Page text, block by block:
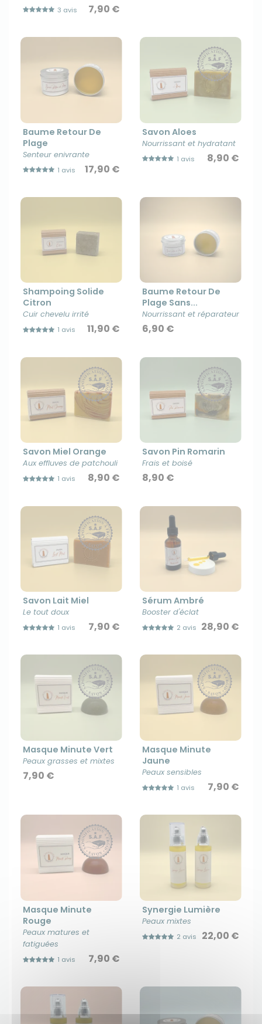
3 avis 7,90 €
Baume Retour De
Plage
Senteur enivrante
1 avis 17,90 €
Savon Aloes
Nourrissant et hydratant
1 avis 8,90 €
Shampoing Solide
Citron
Cuir chevelu irrité
1 avis 11,90 €
Baume Retour De
Plage Sans...
Nourrissant et réparateur
6,90 €
Savon Miel Orange
Aux effluves de patchouli
1 avis 8,90 €
Savon Pin Romarin
Frais et boisé
8,90 €
Savon Lait Miel
Le tout doux
1 avis 7,90 €
Sérum Ambré
Booster d'éclat
2 avis 28,90 €
Masque Minute Vert
Peaux grasses et mixtes
7,90 €
Masque Minute
Jaune
Peaux sensibles
1 avis 7,90 €
Masque Minute
Rouge
Peaux matures et
fatiguées
1 avis 7,90 €
Synergie Lumière
Peaux mixtes
2 avis 22,00 €